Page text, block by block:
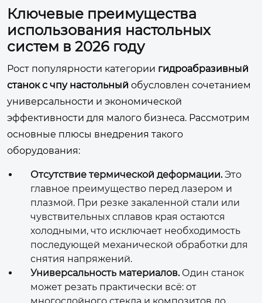
Ключевые преимущества
использования настольных
систем в 2026 году
Рост популярности категории гидроабразивный
станок с чпу настольный обусловлен сочетанием
универсальности и экономической
эффективности для малого бизнеса. Рассмотрим
основные плюсы внедрения такого
оборудования:
Отсутствие термической деформации.Это
главное преимущество перед лазером и
плазмой. При резке закаленной стали или
чувствительных сплавов края остаются
холодными, что исключает необходимость
последующей механической обработки для
снятия напряжений.
Универсальность материалов.Один станок
может резать практически всё: от